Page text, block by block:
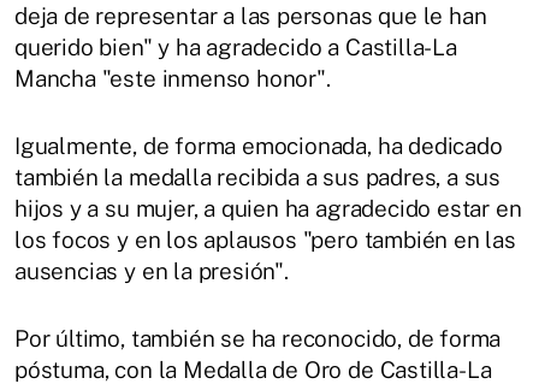
deja de representar a las personas que le han
querido bien" y ha agradecido a Castilla-La
Mancha "este inmenso honor".
Igualmente, de forma emocionada, ha dedicado
también la medalla recibida a sus padres, a sus
hijos y a su mujer, a quien ha agradecido estar en
los focos y en los aplausos "pero también en las
ausencias y en la presión".
Por último, también se ha reconocido, de forma
póstuma, con la Medalla de Oro de Castilla-La